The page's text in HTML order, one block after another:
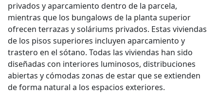
privados y aparcamiento dentro de la parcela,
mientras que los bungalows de la planta superior
ofrecen terrazas y soláriums privados. Estas viviendas
de los pisos superiores incluyen aparcamiento y
trastero en el sótano. Todas las viviendas han sido
diseñadas con interiores luminosos, distribuciones
abiertas y cómodas zonas de estar que se extienden
de forma natural a los espacios exteriores.